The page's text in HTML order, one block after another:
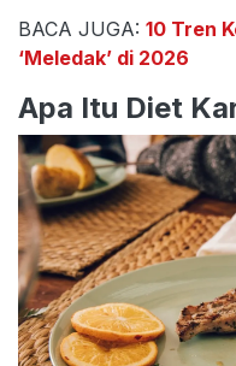
BACA JUGA: 10 Tren
‘Meledak’ di 2026
Apa Itu Diet